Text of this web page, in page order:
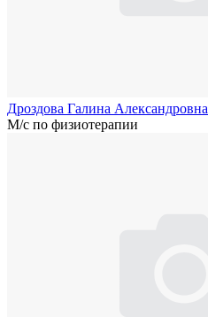
Дроздова Галина Александровна
М/с по физиотерапии